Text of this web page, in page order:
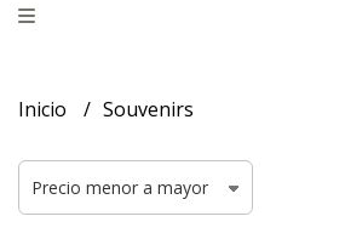
Inicio Souvenirs